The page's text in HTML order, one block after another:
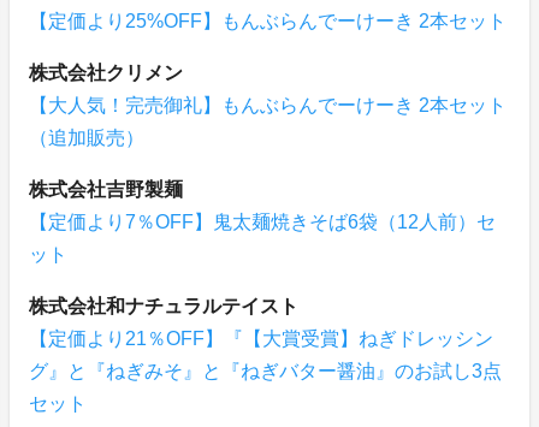
【定価より25%OFF】もんぶらんでーけーき 2本セット
株式会社クリメン
【大人気！完売御礼】もんぶらんでーけーき 2本セット
（追加販売）
株式会社吉野製麺
【定価より7％OFF】鬼太麺焼きそば6袋（12人前）セ
ット
株式会社和ナチュラルテイスト
【定価より21％OFF】『【大賞受賞】ねぎドレッシン
グ』と『ねぎみそ』と『ねぎバター醤油』のお試し3点
セット